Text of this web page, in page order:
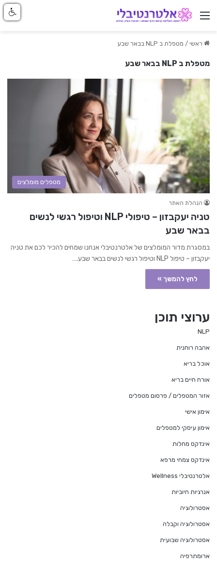
ניווט באתר
ראשי / מטפלת ב NLP בבאר שבע
מטפלת ב NLP בבאר שבע
מטפלים מומלצים
הנהלת האתר
טניה יעקבזון – טיפולי NLP וטיפול רגשי לנשים
בבאר שבע
במסגרת מדור המומלצים של אלטרנטיבלי אנחנו שמחים להכיר לכם את טניה
יעקבזון – טיפול NLP וטיפול רגשי לנשים בבאר שבע.…
לחץ להמשך »
ערוצי תוכן
NLP
אהבה רוחנית
אוכל בריא
אורח חיים בריא
אזור המטפלים / פרסום מטפלים
אימון אישי
אימון עיסקי למטפלים
אינדקס מחלות
אינדקס צמחי מרפא
אלטרנטיבלי Wellness
אנרגיות חיוביות
אסטרולוגיה
אסטרולוגיה וקבלה
אסטרולוגיה שבועית
ארומתרפיה